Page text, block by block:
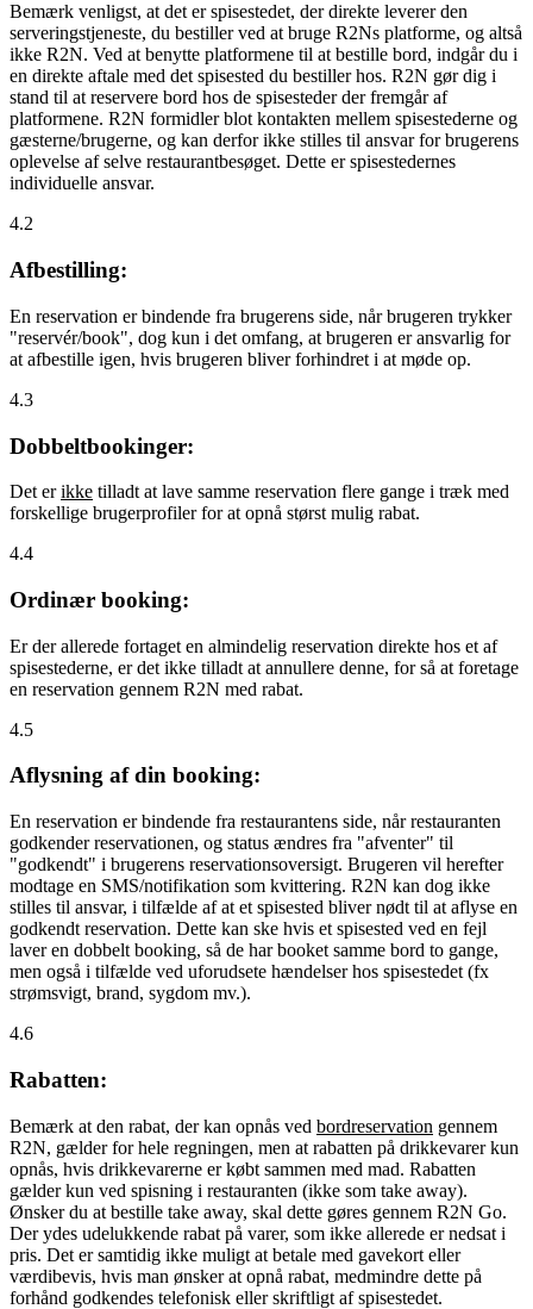
Bemærk venligst, at det er spisestedet, der direkte leverer den
serveringstjeneste, du bestiller ved at bruge R2Ns platforme, og altså
ikke R2N. Ved at benytte platformene til at bestille bord, indgår du i
en direkte aftale med det spisested du bestiller hos. R2N gør dig i
stand til at reservere bord hos de spisesteder der fremgår af
platformene. R2N formidler blot kontakten mellem spisestederne og
gæsterne/brugerne, og kan derfor ikke stilles til ansvar for brugerens
oplevelse af selve restaurantbesøget. Dette er spisestedernes
individuelle ansvar.
4.2
Afbestilling:
En reservation er bindende fra brugerens side, når brugeren trykker
"reservér/book", dog kun i det omfang, at brugeren er ansvarlig for
at afbestille igen, hvis brugeren bliver forhindret i at møde op.
4.3
Dobbeltbookinger:
Det erikke tilladt at lave samme reservation flere gange i træk med
forskellige brugerprofiler for at opnå størst mulig rabat.
4.4
Ordinær booking:
Er der allerede fortaget en almindelig reservation direkte hos et af
spisestederne, er det ikke tilladt at annullere denne, for så at foretage
en reservation gennem R2N med rabat.
4.5
Aflysning af din booking:
En reservation er bindende fra restaurantens side, når restauranten
godkender reservationen, og status ændres fra "afventer" til
"godkendt" i brugerens reservationsoversigt. Brugeren vil herefter
modtage en SMS/notifikation som kvittering. R2N kan dog ikke
stilles til ansvar, i tilfælde af at et spisested bliver nødt til at aflyse en
godkendt reservation. Dette kan ske hvis et spisested ved en fejl
laver en dobbelt booking, så de har booket samme bord to gange,
men også i tilfælde ved uforudsete hændelser hos spisestedet (fx
strømsvigt, brand, sygdom mv.).
4.6
Rabatten:
Bemærk at den rabat, der kan opnås ved bordreservation gennem
R2N, gælder for hele regningen, men at rabatten på drikkevarer kun
opnås, hvis drikkevarerne er købt sammen med mad. Rabatten
gælder kun ved spisning i restauranten (ikke som take away).
Ønsker du at bestille take away, skal dette gøres gennem R2N Go.
Der ydes udelukkende rabat på varer, som ikke allerede er nedsat i
pris. Det er samtidig ikke muligt at betale med gavekort eller
værdibevis, hvis man ønsker at opnå rabat, medmindre dette på
forhånd godkendes telefonisk eller skriftligt af spisestedet.